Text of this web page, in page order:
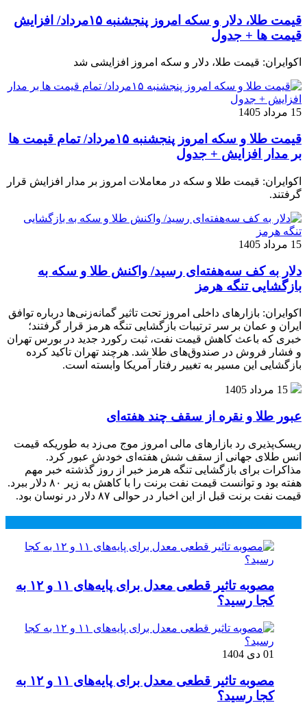
قیمت طلا، دلار و سکه امروز پنجشنبه ۱۵مرداد/ افزایش
قیمت ها + جدول
اکوایران: قیمت طلا، دلار و سکه امروز افزایشی شد
15 مرداد 1405
قیمت طلا و سکه امروز پنجشنبه ۱۵مرداد/ تمام قیمت ها
بر مدار افزایش + جدول
اکوایران: قیمت طلا و سکه در معاملات امروز بر مدار افزایش قرار
گرفتند.
15 مرداد 1405
دلار به کف سه‌هفته‌ای رسید/ واکنش طلا و سکه به
بازگشایی تنگه هرمز
اکوایران: بازارهای داخلی امروز تحت تاثیر گمانه‌زنی‌ها درباره توافق
ایران و عمان بر سر ترتیبات بازگشایی تنگه هرمز قرار گرفتند؛
خبری که باعث کاهش قیمت نفت، ثبت رکورد جدید در بورس تهران
و فشار فروش در صندوق‌های طلا شد. هرچند تهران تاکید کرده
بازگشایی این مسیر به تغییر رفتار آمریکا وابسته است.
15 مرداد 1405
عبور طلا و نقره از سقف چند هفته‌ای
ریسک‌پذیری رد بازارهای مالی امروز موج می‌زد به طوریکه قیمت
انس طلای جهانی از سقف شش هفته‌ای خودش عبور کرد.
مذاکرات برای بازگشایی تنگه هرمز خبر از روز گذشته خبر مهم
هفته بود و توانست قیمت نفت برنت را با کاهش به زیر ۸۰ دلار ببرد.
قیمت نفت برنت قبل از این اخبار در حوالی ۸۷ دلار در نوسان بود.
مصوبه تاثیر قطعی معدل برای پایه‌های ۱۱ و ۱۲ به
کجا رسید؟
01 دی 1404
مصوبه تاثیر قطعی معدل برای پایه‌های ۱۱ و ۱۲ به
کجا رسید؟